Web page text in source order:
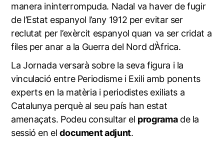
manera ininterrompuda. Nadal va haver de fugir
de l’Estat espanyol l’any 1912 per evitar ser
reclutat per l’exèrcit espanyol quan va ser cridat a
files per anar a la Guerra del Nord d’Àfrica.
La Jornada versarà sobre la seva figura i la
vinculació entre Periodisme i Exili amb ponents
experts en la matèria i periodistes exiliats a
Catalunya perquè al seu país han estat
amenaçats. Podeu consultar el programade la
sessió en eldocument adjunt.